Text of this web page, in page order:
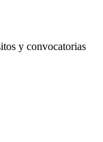
y convocatorias